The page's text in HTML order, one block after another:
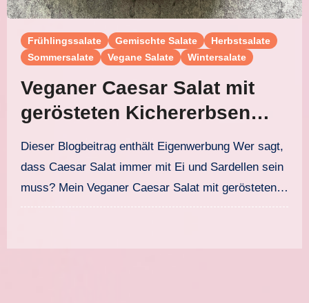
Frühlingssalate Gemischte Salate
Herbstsalate
Sommersalate
Vegane Salate Wintersalate
Veganer Caesar Salat mit
gerösteten Kichererbsen
und selbstgemachtem
Caesar Dressing
Dieser Blogbeitrag enthält Eigenwerbung Wer sagt,
dass Caesar Salat immer mit Ei und Sardellen sein
muss? Mein Veganer Caesar Salat mit gerösteten…